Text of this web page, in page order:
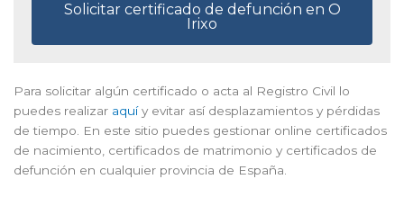
Solicitar certificado de defunción en O
Irixo
Para solicitar algún certificado o acta al Registro Civil lo
puedes realizar aquíy evitar así desplazamientos y pérdidas
de tiempo. En este sitio puedes gestionar online certificados
de nacimiento, certificados de matrimonio y certificados de
defunción en cualquier provincia de España.